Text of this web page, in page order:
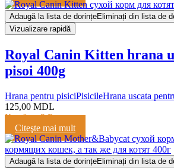
Adaugă la lista de dorințeEliminați din lista de
Vizualizare rapidă
Royal Canin Kitten hrana
pisoi 400g
Hrana pentru pisiciPisicileHrana uscata
125,00 MDL
Кешбэк:3 Балла
Citeşte mai mult
Adaugă la lista de dorințeEliminați din lista de